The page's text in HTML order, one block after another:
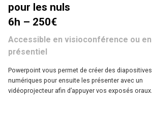
pour les nuls
6h – 250€
Accessible en visioconférence ou en
présentiel
Powerpoint vous permet de créer des diapositives
numériques pour ensuite les présenter avec un
vidéoprojecteur afin d’appuyer vos exposés oraux.